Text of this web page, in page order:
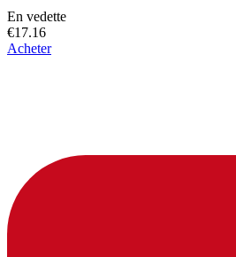
En vedette
€17.16
Acheter